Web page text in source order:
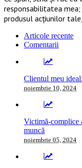
responsabilitatea mea;
produsul acțiunilor
Articole recente
Comentarii
Clientul meu
noiembrie 10, 2024
Victimă-complice
muncă
noiembrie 05, 2024